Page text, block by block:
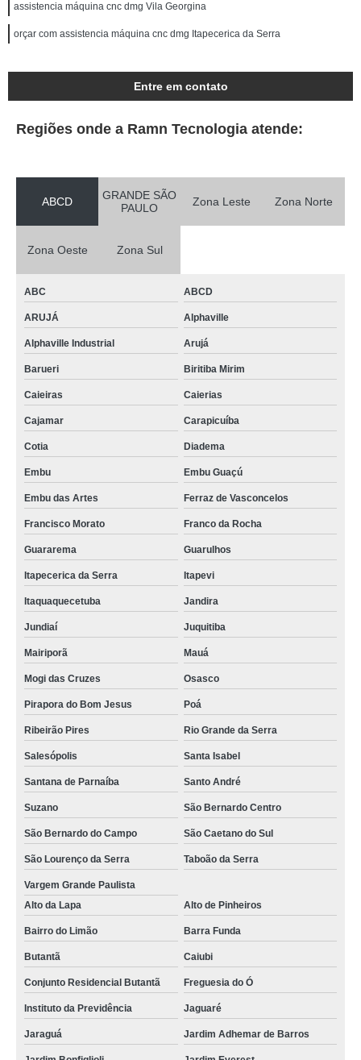
assistencia máquina cnc dmg Vila Georgina
orçar com assistencia máquina cnc dmg Itapecerica da Serra
Entre em contato
Regiões onde a Ramn Tecnologia atende:
ABCD
GRANDE SÃO
PAULO
Zona Leste Zona Norte
Zona Oeste Zona Sul
ABC ABCD
ARUJÁ Alphaville
Alphaville Industrial Arujá
Barueri Biritiba Mirim
Caieiras Caierias
Cajamar Carapicuíba
Cotia Diadema
Embu Embu Guaçú
Embu das Artes Ferraz de Vasconcelos
Francisco Morato Franco da Rocha
Guararema Guarulhos
Itapecerica da Serra Itapevi
Itaquaquecetuba Jandira
Jundiaí Juquitiba
Mairiporã Mauá
Mogi das Cruzes Osasco
Pirapora do Bom Jesus Poá
Ribeirão Pires Rio Grande da Serra
Salesópolis Santa Isabel
Santana de Parnaíba Santo André
Suzano São Bernardo Centro
São Bernardo do Campo São Caetano do Sul
São Lourenço da Serra Taboão da Serra
Vargem Grande Paulista
Alto da Lapa
Alto de Pinheiros
Bairro do Limão Barra Funda
Butantã Caiubi
Conjunto Residencial Butantã Freguesia do Ó
Instituto da Previdência Jaguaré
Jaraguá Jardim Adhemar de Barros